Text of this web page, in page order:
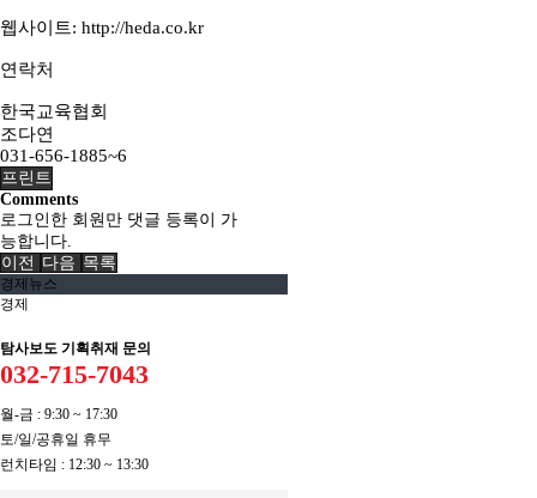
웹사이트: http://heda.co.kr
연락처
한국교육협회
조다연
031-656-1885~6
프린트
Comments
로그인한 회원만 댓글 등록이 가
능합니다.
이전 다음 목록
경제뉴스
경제
탐사보도 기획취재 문의
032-715-7043
월-금 : 9:30 ~ 17:30
토/일/공휴일 휴무
런치타임 : 12:30 ~ 13:30